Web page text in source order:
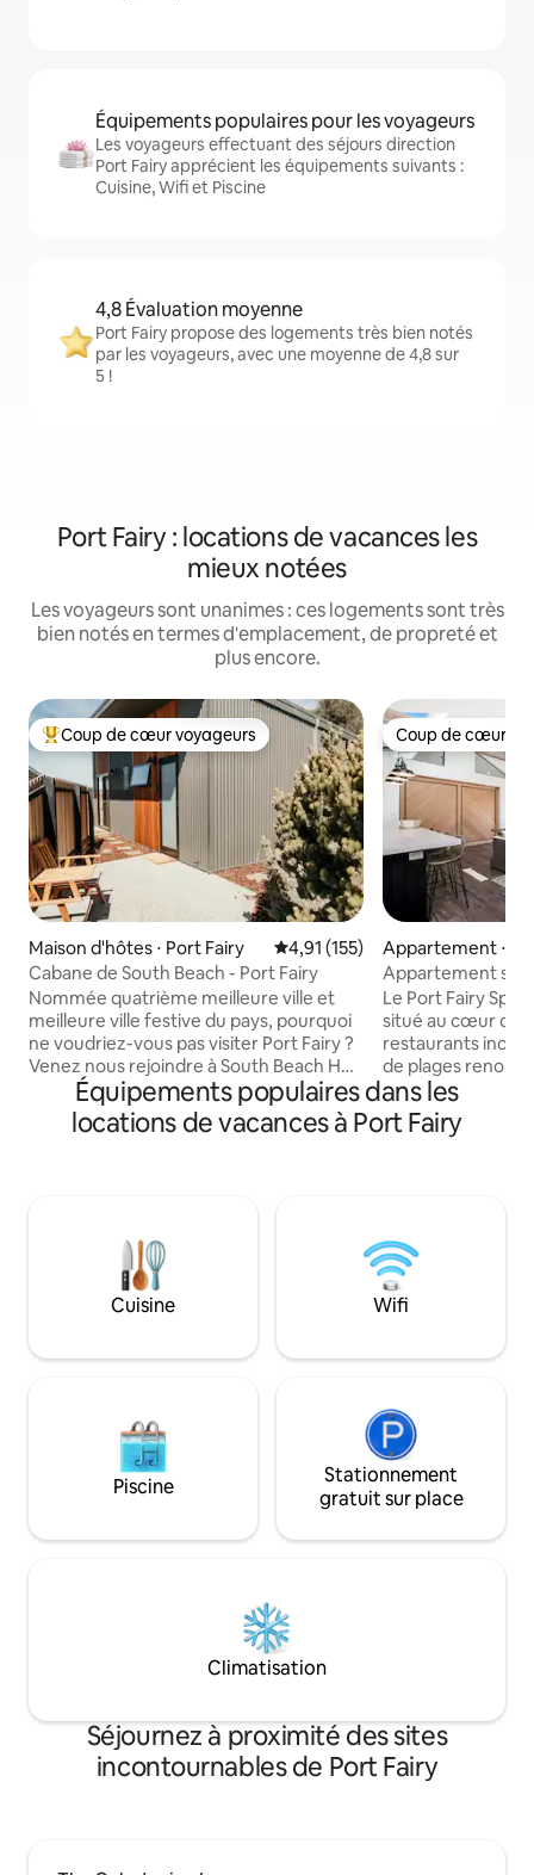
Équipements populaires pour les voyageurs
Les voyageurs effectuant des séjours direction
Port Fairy apprécient les équipements suivants :
Cuisine, Wifi et Piscine
4,8 Évaluation moyenne
Port Fairy propose des logements très bien notés
par les voyageurs, avec une moyenne de 4,8 sur
5 !
Port Fairy : locations de vacances les
mieux notées
Les voyageurs sont unanimes : ces logements sont très
bien notés en termes d'emplacement, de propreté et
plus encore.
Coups de cœur voyageurs les plus appréciés
Coup de cœur voyageurs
Maison d'hôtes ⋅ Port Fairy Évaluation moyenne sur la
4,91 (155)
Cabane de South Beach - Port Fairy
Nommée quatrième meilleure ville et
meilleure ville festive du pays, pourquoi
ne voudriez-vous pas visiter Port Fairy ?
Venez nous rejoindre à South Beach Hut.
Ce logement indépendant se trouve
dans une cour calme et familiale au bord
de la plage. Le logement se trouve sur le
porte d'entrée ! Si vous avez des besoins
particuliers, n'hésitez pas à nous
contacter. Notre objectif est d'accueillir
des voyageurs de tous les horizons.
Coup de cœur
Coup de cœur
Appartement ⋅
Appartement spa
quartier des
Le Port Fairy Spa
situé au cœur de
restaurants
de plages
port. Attaché au
Day Spa,
l'hébergement
couple.
cuisine
machine à café.
spa de jour sont
Équipements populaires dans les
locations de vacances à Port Fairy
Cuisine Wifi
Piscine
Stationnement
gratuit sur place
Climatisation
Séjournez à proximité des sites
incontournables de Port Fairy